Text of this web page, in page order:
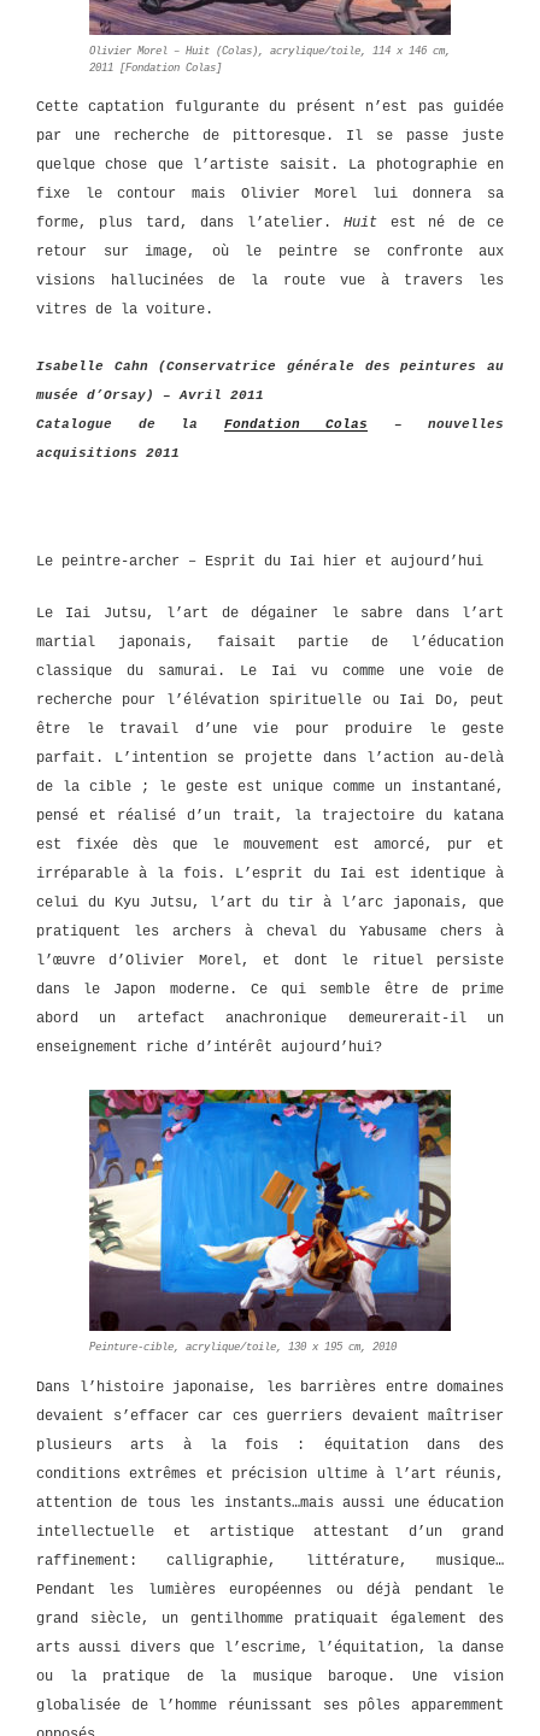
Olivier Morel – Huit (Colas), acrylique/toile, 114 x 146 cm,
2011 [Fondation Colas]
Cette captation fulgurante du présent n’est pas guidée
par une recherche de pittoresque. Il se passe juste
quelque chose que l’artiste saisit. La photographie en
fixe le contour mais Olivier Morel lui donnera sa
forme, plus tard, dans l’atelier.Huit est né de ce
retour sur image, où le peintre se confronte aux
visions hallucinées de la route vue à travers les
vitres de la voiture.
Isabelle Cahn (Conservatrice générale des peintures au
musée d’Orsay) – Avril 2011
Catalogue de la Fondation Colas – nouvelles
acquisitions 2011
Le peintre-archer – Esprit du Iai hier et aujourd’hui
Le Iai Jutsu, l’art de dégainer le sabre dans l’art
martial japonais, faisait partie de l’éducation
classique du samurai. Le Iai vu comme une voie de
recherche pour l’élévation spirituelle ou Iai Do, peut
être le travail d’une vie pour produire le geste
parfait. L’intention se projette dans l’action au-delà
de la cible ; le geste est unique comme un instantané,
pensé et réalisé d’un trait, la trajectoire du katana
est fixée dès que le mouvement est amorcé, pur et
irréparable à la fois. L’esprit du Iai est identique à
celui du Kyu Jutsu, l’art du tir à l’arc japonais, que
pratiquent les archers à cheval du Yabusame chers à
l’œuvre d’Olivier Morel, et dont le rituel persiste
dans le Japon moderne. Ce qui semble être de prime
abord un artefact anachronique demeurerait-il un
enseignement riche d’intérêt aujourd’hui?
Peinture-cible, acrylique/toile, 130 x 195 cm, 2010
Dans l’histoire japonaise, les barrières entre domaines
devaient s’effacer car ces guerriers devaient maîtriser
plusieurs arts à la fois : équitation dans des
conditions extrêmes et précision ultime à l’art réunis,
attention de tous les instants…mais aussi une éducation
intellectuelle et artistique attestant d’un grand
raffinement: calligraphie, littérature, musique…
Pendant les lumières européennes ou déjà pendant le
grand siècle, un gentilhomme pratiquait également des
arts aussi divers que l’escrime, l’équitation, la danse
ou la pratique de la musique baroque. Une vision
globalisée de l’homme réunissant ses pôles apparemment